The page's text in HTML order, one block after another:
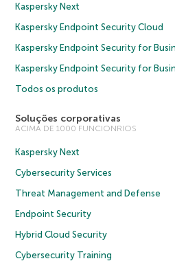
Kaspersky Next
Kaspersky Endpoint Security Cloud
Kaspersky Endpoint Security for
Kaspersky Endpoint Security for
Todos os produtos
Soluções corporativas
ACIMA DE 1000 FUNCIONRIOS
Kaspersky Next
Cybersecurity Services
Threat Management and Defense
Endpoint Security
Hybrid Cloud Security
Cybersecurity Training